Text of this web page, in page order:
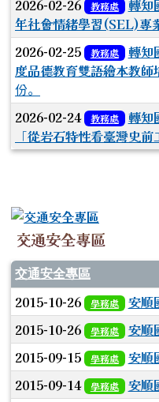
2026-02-26 教務處
轉知
年社會情緒學習(SEL)專
2026-02-25 教務處
轉知
度品德教育雙語繪本教
份。
2026-02-24
教務處
轉知
「從岩石特性看臺灣史
交通安全專區
交通安全專區
2015-10-26 學務處
安順
2015-10-26 學務處
安順
2015-09-15 學務處
安順
2015-09-14 學務處
安順